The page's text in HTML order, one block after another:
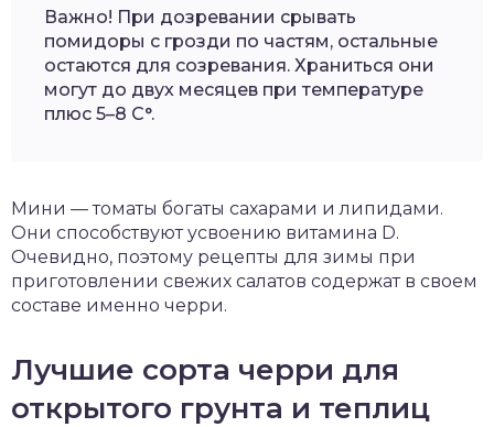
Важно! При дозревании срывать
помидоры с грозди по частям, остальные
остаются для созревания. Храниться они
могут до двух месяцев при температуре
плюс 5–8 С°.
Мини — томаты богаты сахарами и липидами.
Они способствуют усвоению витамина D.
Очевидно, поэтому рецепты для зимы при
приготовлении свежих салатов содержат в своем
составе именно черри.
Лучшие сорта черри для
открытого грунта и теплиц